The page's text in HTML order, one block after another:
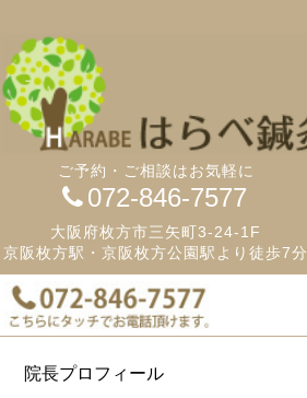
ご予約・ご相談はお気軽に
072-846-7577
大阪府枚方市三矢町3-24-1F
京阪枚方駅・京阪枚方公園駅より徒歩7分
院長プロフィール